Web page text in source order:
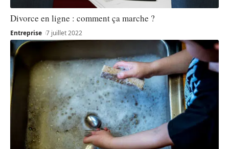
Divorce en ligne : comment ça marche ?
Entreprise 7 juillet 2022